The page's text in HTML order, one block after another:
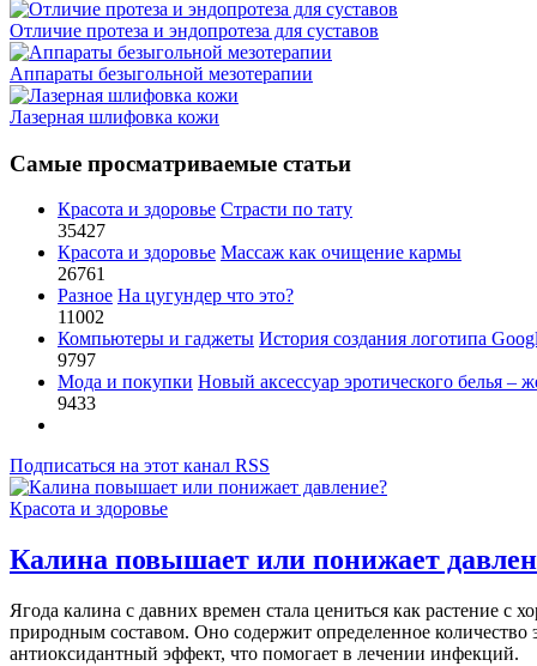
Отличие протеза и эндопротеза для суставов
Аппараты безыгольной мезотерапии
Лазерная шлифовка кожи
Самые просматриваемые статьи
Красота и здоровье Страсти по тату
35427
Красота и здоровье Массаж как очищение кармы
26761
Разное На цугундер что это?
11002
Компьютеры и гаджеты История создания логотипа
9797
Мода и покупки Новый аксессуар эротического белья –
9433
Подписаться на этот канал RSS
Красота и здоровье
Калина повышает или понижает
Ягода калина с давних времен стала цениться как растение
природным составом. Оно содержит определенное
антиоксидантный эффект, что помогает в лечении инфекций.